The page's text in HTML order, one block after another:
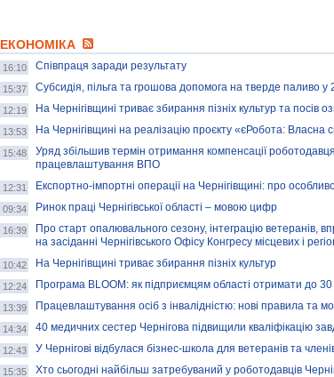
ЕКОНОМІКА
16:10 Співпраця заради результату
15:37 Субсидія, пільга та грошова допомога на тверде паливо у
12:19 На Чернігівщині триває збирання пізніх культур та посів
13:53 На Чернігівщині на реалізацію проєкту «єРобота:
15:48
Уряд збільшив термін отримання компенсації
працевлаштування ВПО
12:31 Експортно-імпортні операції на Чернігівщині: про
09:34 Ринок праці Чернігівської області – мовою цифр
16:39
Про старт опалювального сезону, інтеграцію ветеранів,
на засіданні Чернігівського Офісу Конгресу місцевих і
10:42 На Чернігівщині триває збирання пізніх культур
12:24 Програма BLOOM: як підприємцям області отримати до
13:39 Працевлаштування осіб з інвалідністю: нові правила та
14:34 40 медичних сестер Чернігова підвищили кваліфікацію
12:43 У Чернігові відбулася бізнес-школа для ветеранів та
15:35
Хто сьогодні найбільш затребуваний у роботодавців